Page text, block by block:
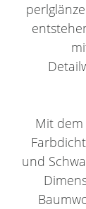
Mit
und